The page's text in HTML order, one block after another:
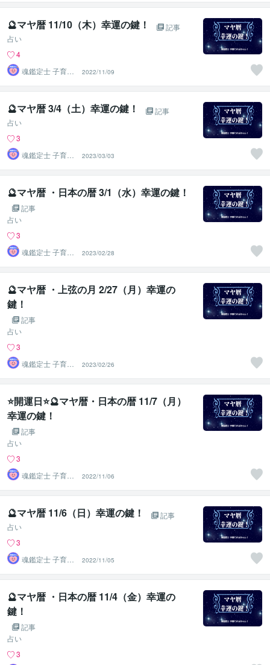
🔮マヤ暦 11/10（木）幸運の鍵！
記事
占い
4
魂鑑定士 子育て
かぁちゃん！
2022/11/09
🔮マヤ暦 3/4（土）幸運の鍵！
記事
占い
3
魂鑑定士 子育て
かぁちゃん！
2023/03/03
🔮マヤ暦 ・日本の暦 3/1（水）幸運の鍵！
記事
占い
3
魂鑑定士 子育て
かぁちゃん！
2023/02/28
🔮マヤ暦 ・上弦の月 2/27（月）幸運の
鍵！
記事
占い
3
魂鑑定士 子育て
かぁちゃん！
2023/02/26
⭐開運日⭐🔮マヤ暦・日本の暦 11/7（月）
幸運の鍵！
記事
占い
3
魂鑑定士 子育て
かぁちゃん！
2022/11/06
🔮マヤ暦 11/6（日）幸運の鍵！
記事
占い
3
魂鑑定士 子育て
かぁちゃん！
2022/11/05
🔮マヤ暦 ・日本の暦 11/4（金）幸運の
鍵！
記事
占い
3